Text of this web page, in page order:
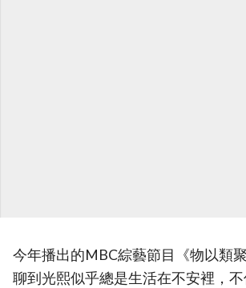
今年播出的MBC綜藝節目《物以類
聊到光熙似乎總是生活在不安裡，